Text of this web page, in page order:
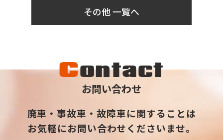
その他 一覧へ
Contact
お問い合わせ
廃車・事故車・故障車に関することは
お気軽にお問い合わせくださいませ。